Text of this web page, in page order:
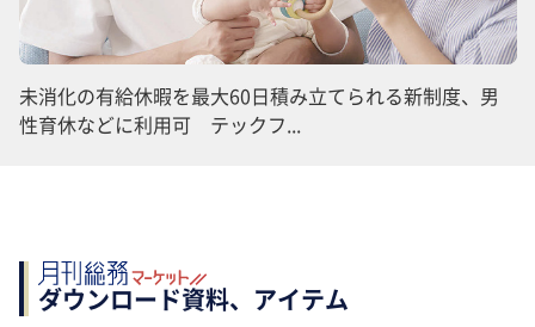
未消化の有給休暇を最大60日積み立てられる新制度、男
性育休などに利用可 テックフ...
ダウンロード資料、アイテム